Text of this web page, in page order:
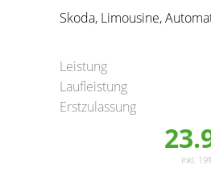
Skoda, Limousine,
Leistung
Laufleistung
Erstzulassung
inkl.